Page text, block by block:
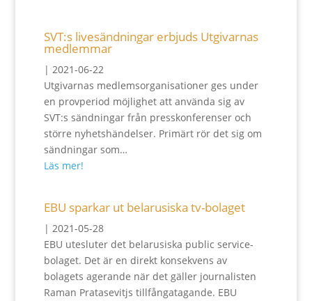
SVT:s livesändningar erbjuds Utgivarnas
medlemmar
| 2021-06-22
Utgivarnas medlemsorganisationer ges under
en provperiod möjlighet att använda sig av
SVT:s sändningar från presskonferenser och
större nyhetshändelser. Primärt rör det sig om
sändningar som…
Läs mer!
EBU sparkar ut belarusiska tv-bolaget
| 2021-05-28
EBU utesluter det belarusiska public service-
bolaget. Det är en direkt konsekvens av
bolagets agerande när det gäller journalisten
Raman Pratasevitjs tillfångatagande. EBU